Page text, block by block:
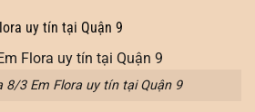
uy tín tại Quận 9
8/3 Em Flora uy tín tại Quận 9